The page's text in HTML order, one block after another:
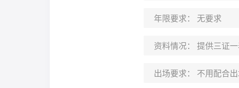
年限要求： 无要求
资料情况： 提供三证
出场要求： 不用配合